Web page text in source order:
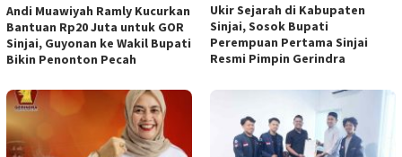
Andi Muawiyah Ramly Kucurkan
Bantuan Rp20 Juta untuk GOR
Sinjai, Guyonan ke Wakil Bupati
Bikin Penonton Pecah
Ukir Sejarah di Kabupaten
Sinjai, Sosok Bupati
Perempuan Pertama Sinjai
Resmi Pimpin Gerindra